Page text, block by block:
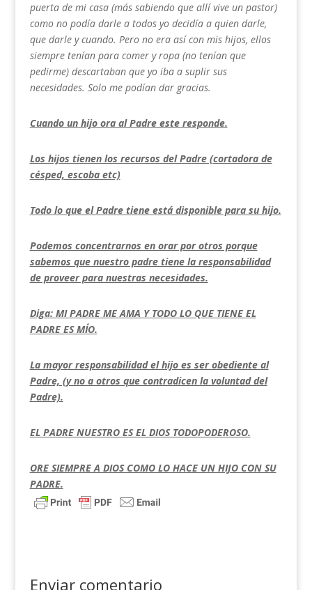
puerta de mi casa (más sabiendo que allí vive un pastor)
como no podía darle a todos yo decidía a quien darle,
que darle y cuando. Pero no era así con mis hijos, ellos
siempre tenían para comer y ropa (no tenían que
pedirme) descartaban que yo iba a suplir sus
necesidades. Solo me podían dar gracias.
Cuando un hijo ora al Padre este responde.
Los hijos tienen los recursos del Padre (cortadora de
césped, escoba etc)
Todo lo que el Padre tiene está disponible para su hijo.
Podemos concentrarnos en orar por otros porque
sabemos que nuestro padre tiene la responsabilidad
de proveer para nuestras necesidades.
Diga: MI PADRE ME AMA Y TODO LO QUE TIENE EL
PADRE ES MÍO.
La mayor responsabilidad el hijo es ser obediente al
Padre, (y no a otros que contradicen la voluntad del
Padre).
EL PADRE NUESTRO ES EL DIOS TODOPODEROSO.
ORE SIEMPRE A DIOS COMO LO HACE UN HIJO CON SU
PADRE.
Enviar comentario